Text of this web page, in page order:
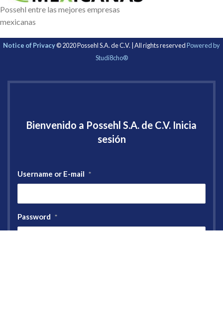
Possehl entre las mejores empresas
mexicanas
Notice of Privacy© 2020 Possehl S.A. de C.V. | All rights reservedPowered by
Studi8cho®
Bienvenido a Possehl S.A. de C.V. Inicia
sesión
Username or E-mail *
Password *